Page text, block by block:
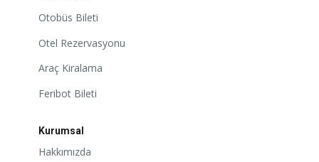
Otobüs Bileti
Otel Rezervasyonu
Araç Kiralama
Feribot Bileti
Kurumsal
Hakkımızda